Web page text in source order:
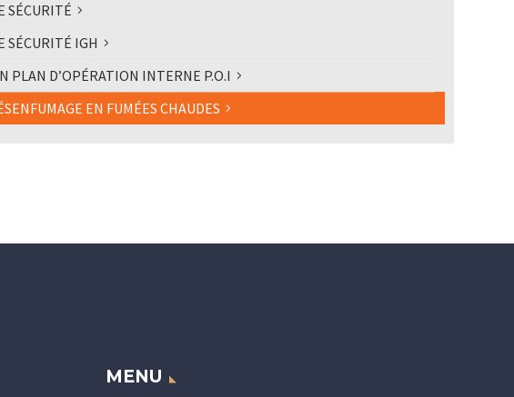
SÉCURITÉ
SÉCURITÉ IGH
PLAN D’OPÉRATION INTERNE P.O.I
EN FUMÉES CHAUDES
MENU